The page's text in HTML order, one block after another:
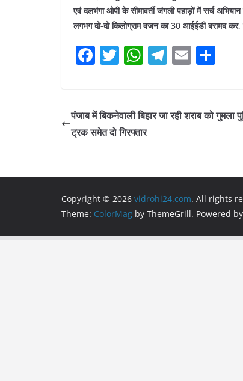
एवं दलभंगा ओपी के सीमावर्ती जंगली पहाड़ों में सर्च
लगभग दो-दो किलोग्राम वजन का 30 आईईडी बरामद कर,
F
e
b
o
k
T
er
W
s
A
p
T
gr
E
l e
पंजाब में बिकनेवाली बिहार जा रही शराब को
ट्रक समेत दो गिरफ्तार
Copyright © 2026 vidrohi24.com. All rights
Theme: ColorMag by ThemeGrill. Powered by